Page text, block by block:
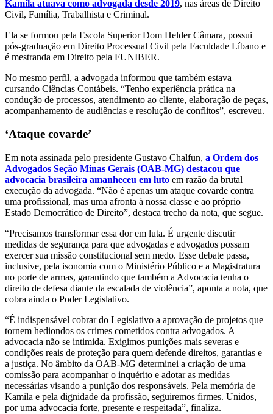
Kamila atuava como advogada desde 2019, nas áreas de Direito
Civil, Família, Trabalhista e Criminal.
Ela se formou pela Escola Superior Dom Helder Câmara, possui
pós-graduação em Direito Processual Civil pela Faculdade Líbano e
é mestranda em Direito pela FUNIBER.
No mesmo perfil, a advogada informou que também estava
cursando Ciências Contábeis. “Tenho experiência prática na
condução de processos, atendimento ao cliente, elaboração de peças,
acompanhamento de audiências e resolução de conflitos”, escreveu.
‘Ataque covarde’
Em nota assinada pelo presidente Gustavo Chalfun, a Ordem dos
Advogados Seção Minas Gerais (OAB-MG) destacou que
advocacia brasileira amanheceu em luto em razão da brutal
execução da advogada. “Não é apenas um ataque covarde contra
uma profissional, mas uma afronta à nossa classe e ao próprio
Estado Democrático de Direito”, destaca trecho da nota, que segue.
“Precisamos transformar essa dor em luta. É urgente discutir
medidas de segurança para que advogadas e advogados possam
exercer sua missão constitucional sem medo. Esse debate passa,
inclusive, pela isonomia com o Ministério Público e a Magistratura
no porte de armas, garantindo que também a Advocacia tenha o
direito de defesa diante da escalada de violência”, aponta a nota, que
cobra ainda o Poder Legislativo.
“É indispensável cobrar do Legislativo a aprovação de projetos que
tornem hediondos os crimes cometidos contra advogados. A
advocacia não se intimida. Exigimos punições mais severas e
condições reais de proteção para quem defende direitos, garantias e
a justiça. No âmbito da OAB-MG determinei a criação de uma
comissão para acompanhar o inquérito e adotar as medidas
necessárias visando a punição dos responsáveis. Pela memória de
Kamila e pela dignidade da profissão, seguiremos firmes. Unidos,
por uma advocacia forte, presente e respeitada”, finaliza.